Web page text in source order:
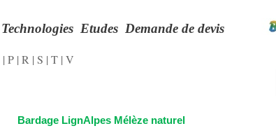
| P | R | S | T | V
Bardage LignAlpes Mélèze naturel
Technologies Etudes Demande de devis